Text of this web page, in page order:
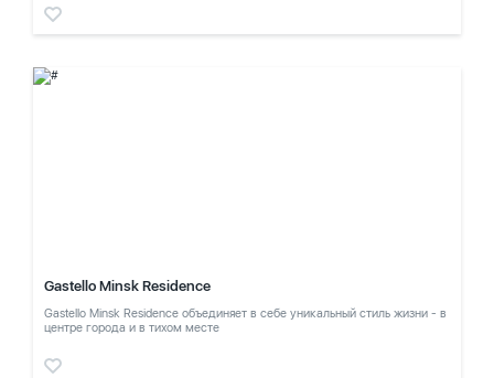
Gastello Minsk Residence
Gastello Minsk Residence объединяет в себе уникальный стиль жизни - в
центре города и в тихом месте